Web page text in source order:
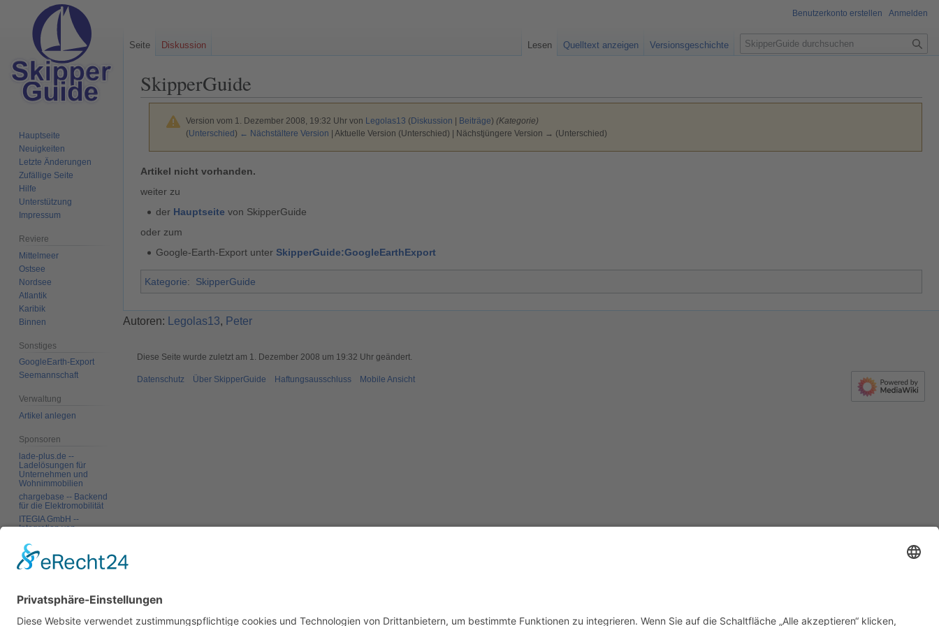
SkipperGuide
Version vom 1. Dezember 2008, 19:32 Uhr von Legolas13 (Diskussion Beiträge) (Kategorie)
(Unterschied) ← Nächstältere Version | Aktuelle Version (Unterschied) | Nächstjüngere Version → (Unterschied)
Zur
Navigation
Zur
Suche
Artikel nicht vorhanden.
weiter zu
der Hauptseite von SkipperGuide
oder zum
Google-Earth-Export unterSkipperGuide:GoogleEarthExport
Kategorie: SkipperGuide
Autoren: Legolas13, Peter
Benutzerkonto erstellen Anmelden
Seite Diskussion Lesen Quelltext anzeigen Versionsgeschichte
S
u
e
Hauptseite
Neuigkeiten
Letzte Änderungen
Zufällige Seite
Hilfe
Unterstützung
Impressum
Reviere
Mittelmeer
Ostsee
Nordsee
Atlantik
Karibik
Binnen
Sonstiges
GoogleEarth-Export
Seemannschaft
Verwaltung
Artikel anlegen
Sponsoren
lade-plus.de --
Ladelösungen für
Unternehmen und
Wohnimmobilien
chargebase -- Backend
für die Elektromobilität
ITEGIA GmbH --
Integration von
individuelle
Softwarelösungen
Links auf diese Seite
Änderungen an
verlinkten Seiten
Diese Seite wurde zuletzt am 1. Dezember 2008 um 19:32 Uhr geändert.
Datenschutz Über SkipperGuide Haftungsausschluss Mobile Ansicht